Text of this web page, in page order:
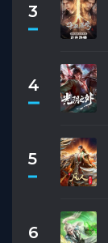
3
4
5
6